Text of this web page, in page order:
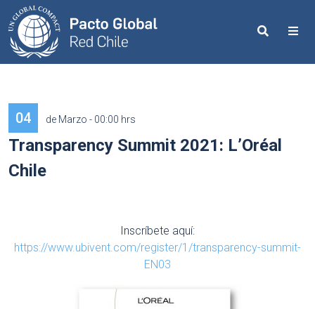
Search
04 de Marzo - 00:00 hrs
Transparency Summit 2021: L’Oréal
Chile
Inscríbete aquí:
https://www.ubivent.com/register/1/transparency-summit-
EN03